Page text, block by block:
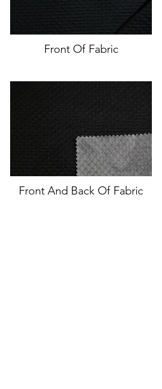
Front Of Fabric
Front And Back Of Fabric